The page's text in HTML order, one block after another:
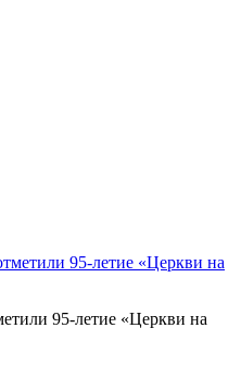
95-летие «Церкви на